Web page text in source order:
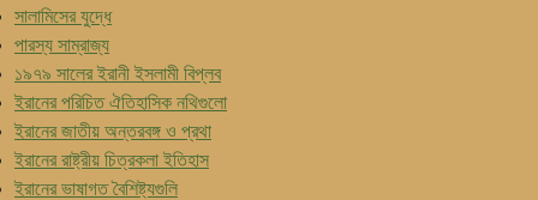
সালামিসের যুদ্ধে
পারস্য সাম্রাজ্য
১৯৭৯ সালের ইরানী ইসলামী বিপ্লব
ইরানের পরিচিত ঐতিহাসিক নথিগুলো
ইরানের জাতীয় অন্তরবঙ্গ ও প্রথা
ইরানের রাষ্ট্রীয় চিত্রকলা ইতিহাস
ইরানের ভাষাগত বৈশিষ্ট্যগুলি